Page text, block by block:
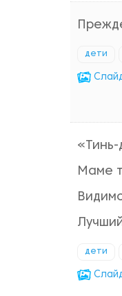
дети
Маме
дети